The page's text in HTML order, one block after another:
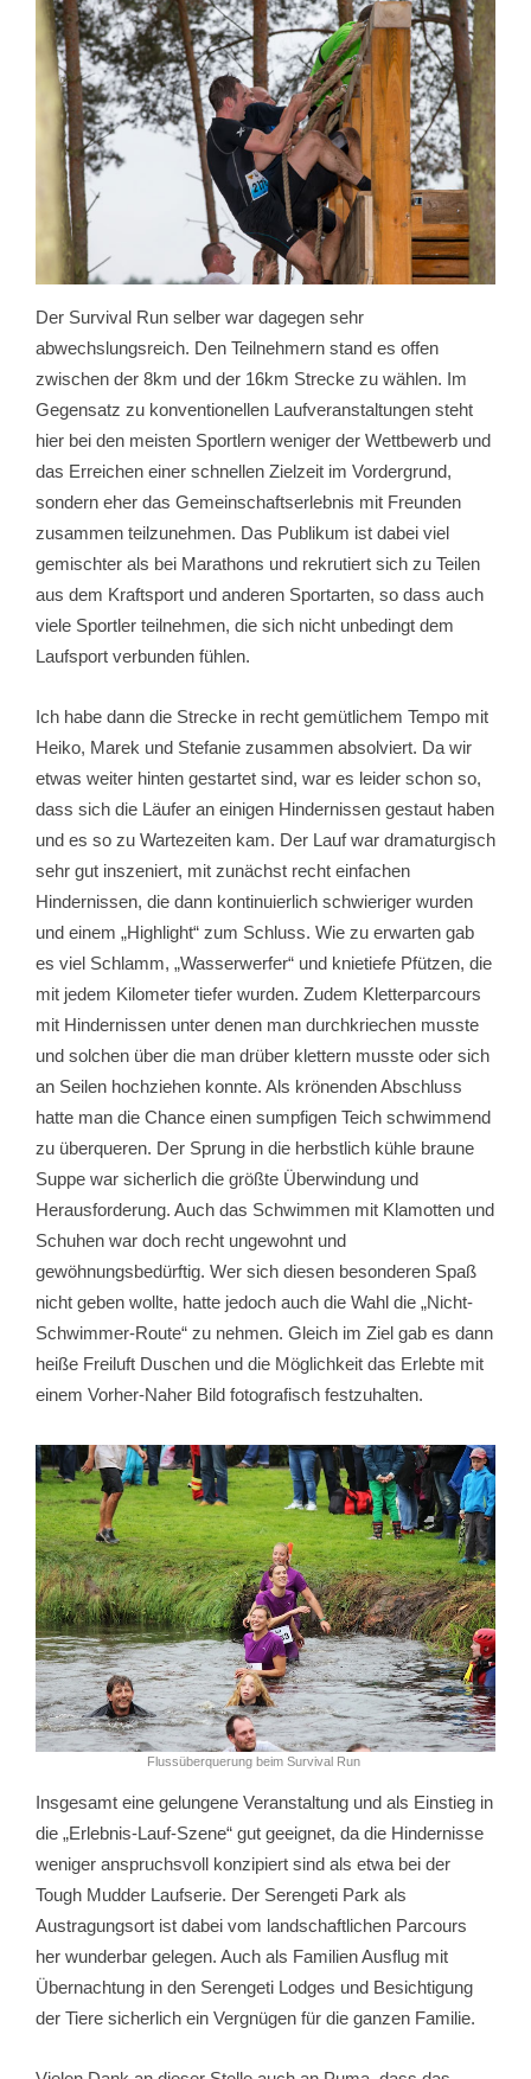
Der Survival Run selber war dagegen sehr
abwechslungsreich. Den Teilnehmern stand es offen
zwischen der 8km und der 16km Strecke zu wählen. Im
Gegensatz zu konventionellen Laufveranstaltungen steht
hier bei den meisten Sportlern weniger der Wettbewerb und
das Erreichen einer schnellen Zielzeit im Vordergrund,
sondern eher das Gemeinschaftserlebnis mit Freunden
zusammen teilzunehmen. Das Publikum ist dabei viel
gemischter als bei Marathons und rekrutiert sich zu Teilen
aus dem Kraftsport und anderen Sportarten, so dass auch
viele Sportler teilnehmen, die sich nicht unbedingt dem
Laufsport verbunden fühlen.
Ich habe dann die Strecke in recht gemütlichem Tempo mit
Heiko, Marek und Stefanie zusammen absolviert. Da wir
etwas weiter hinten gestartet sind, war es leider schon so,
dass sich die Läufer an einigen Hindernissen gestaut haben
und es so zu Wartezeiten kam. Der Lauf war dramaturgisch
sehr gut inszeniert, mit zunächst recht einfachen
Hindernissen, die dann kontinuierlich schwieriger wurden
und einem „Highlight“ zum Schluss. Wie zu erwarten gab
es viel Schlamm, „Wasserwerfer“ und knietiefe Pfützen, die
mit jedem Kilometer tiefer wurden. Zudem Kletterparcours
mit Hindernissen unter denen man durchkriechen musste
und solchen über die man drüber klettern musste oder sich
an Seilen hochziehen konnte. Als krönenden Abschluss
hatte man die Chance einen sumpfigen Teich schwimmend
zu überqueren. Der Sprung in die herbstlich kühle braune
Suppe war sicherlich die größte Überwindung und
Herausforderung. Auch das Schwimmen mit Klamotten und
Schuhen war doch recht ungewohnt und
gewöhnungsbedürftig. Wer sich diesen besonderen Spaß
nicht geben wollte, hatte jedoch auch die Wahl die „Nicht-
Schwimmer-Route“ zu nehmen. Gleich im Ziel gab es dann
heiße Freiluft Duschen und die Möglichkeit das Erlebte mit
einem Vorher-Naher Bild fotografisch festzuhalten.
Flussüberquerung beim Survival Run
Insgesamt eine gelungene Veranstaltung und als Einstieg in
die „Erlebnis-Lauf-Szene“ gut geeignet, da die Hindernisse
weniger anspruchsvoll konzipiert sind als etwa bei der
Tough Mudder Laufserie. Der Serengeti Park als
Austragungsort ist dabei vom landschaftlichen Parcours
her wunderbar gelegen. Auch als Familien Ausflug mit
Übernachtung in den Serengeti Lodges und Besichtigung
der Tiere sicherlich ein Vergnügen für die ganzen Familie.